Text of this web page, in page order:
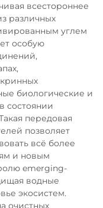
всестороннее
различных
углем
особую
биологические и
состоянии
передовая
позволяет
всё более
и новым
emerging-
водные
экосистем.
очистных